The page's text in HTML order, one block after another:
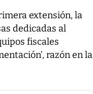
extensión, la
dedicadas al
fiscales
razón en la